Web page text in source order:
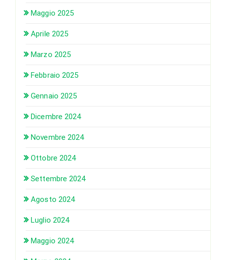
Maggio 2025
Aprile 2025
Marzo 2025
Febbraio 2025
Gennaio 2025
Dicembre 2024
Novembre 2024
Ottobre 2024
Settembre 2024
Agosto 2024
Luglio 2024
Maggio 2024